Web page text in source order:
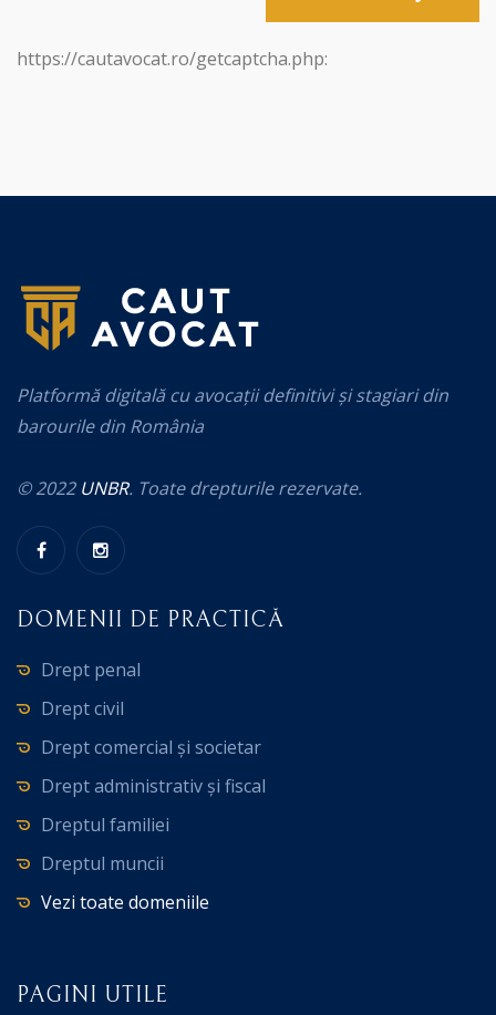
https://cautavocat.ro/getcaptcha.php:
Platformă digitală cu avocații definitivi și stagiari din
barourile din România
© 2022 UNBR. Toate drepturile rezervate.
DOMENII DE PRACTICĂ
Drept penal
Drept civil
Drept comercial și societar
Drept administrativ și fiscal
Dreptul familiei
Dreptul muncii
Vezi toate domeniile
PAGINI UTILE